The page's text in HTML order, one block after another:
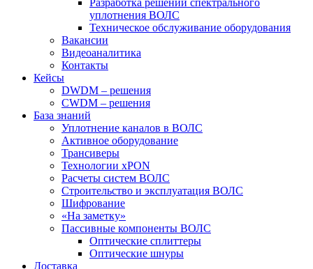
Разработка решений спектрального
уплотнения ВОЛС
Техническое обслуживание оборудования
Вакансии
Видеоаналитика
Контакты
Кейсы
DWDM – решения
CWDM – решения
База знаний
Уплотнение каналов в ВОЛС
Активное оборудование
Трансиверы
Технологии xPON
Расчеты систем ВОЛС
Строительство и эксплуатация ВОЛС
Шифрование
«На заметку»
Пассивные компоненты ВОЛС
Оптические сплиттеры
Оптические шнуры
Доставка